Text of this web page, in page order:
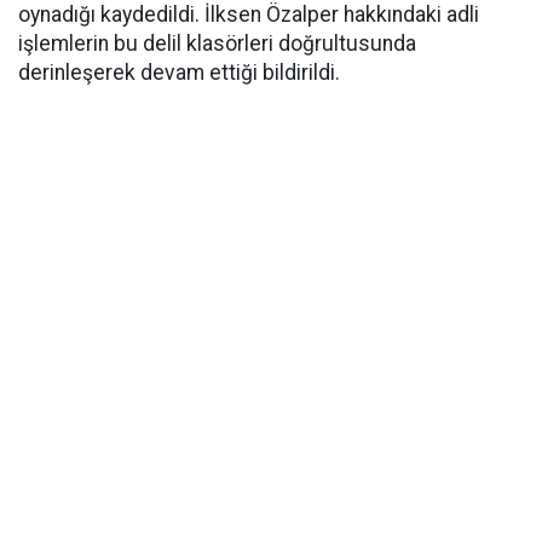
oynadığı kaydedildi. İlksen Özalper hakkındaki adli
işlemlerin bu delil klasörleri doğrultusunda
derinleşerek devam ettiği bildirildi.